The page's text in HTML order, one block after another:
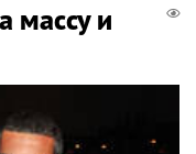
массу и